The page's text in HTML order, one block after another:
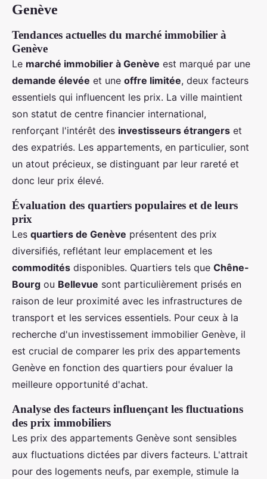
Genève
Tendances actuelles du marché immobilier à
Genève
Le marché immobilier à Genève est marqué par une
demande élevée et une offre limitée, deux facteurs
essentiels qui influencent les prix. La ville maintient
son statut de centre financier international,
renforçant l'intérêt des investisseurs étrangers et
des expatriés. Les appartements, en particulier, sont
un atout précieux, se distinguant par leur rareté et
donc leur prix élevé.
Évaluation des quartiers populaires et de leurs
prix
Les quartiers de Genève présentent des prix
diversifiés, reflétant leur emplacement et les
commodités disponibles. Quartiers tels que Chêne-
Bourg ou Bellevue sont particulièrement prisés en
raison de leur proximité avec les infrastructures de
transport et les services essentiels. Pour ceux à la
recherche d'un investissement immobilier Genève, il
est crucial de comparer les prix des appartements
Genève en fonction des quartiers pour évaluer la
meilleure opportunité d'achat.
Analyse des facteurs influençant les fluctuations
des prix immobiliers
Les prix des appartements Genève sont sensibles
aux fluctuations dictées par divers facteurs. L'attrait
pour des logements neufs, par exemple, stimule la